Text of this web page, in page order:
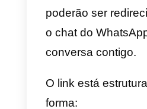
de
relativamente
serviços que